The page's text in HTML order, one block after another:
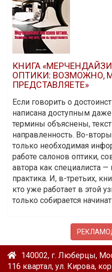
КНИГА
ОПТИКИ: ВОЗМОЖНО,
ПРЕДСТАВЛЯЕТЕ»
Если говорить о
написана доступным
термины объяснены,
направленность. Во-
только необходимая
работе салонов оптики,
автора как специалиста —
практика. И, в-третьих,
кто уже работает в этой
только собирается
140002, г. Люберцы,
116 квартал, ул. Кирова,